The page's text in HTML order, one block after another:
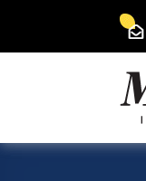
content